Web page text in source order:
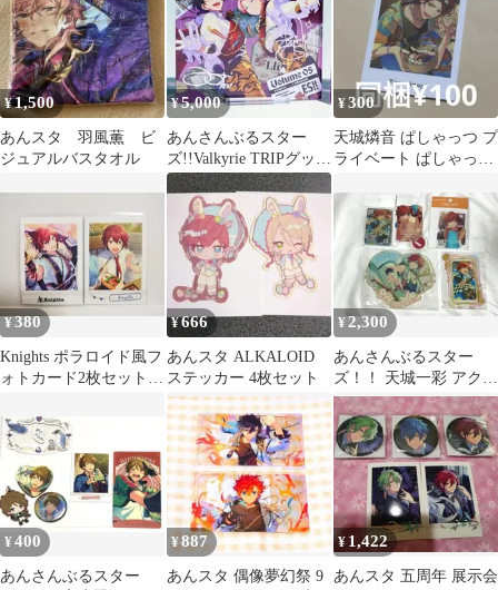
¥1,500
あんスタ 羽風薫 ビ
ジュアルバスタオル
¥5,000
あんさんぶるスター
ズ!!Valkyrie TRIPグッズ
セット
¥300
天城燐音 ぱしゃっつ プ
ライベート ぱしゃっつ
¥380
Knights ポラロイド風フ
ォトカード2枚セット
¥666
あんスタ ALKALOID
ステッカー 4枚セット
¥2,300
あんさんぶるスター
ズ！！ 天城一彩 アクス
タセット
¥400
あんさんぶるスター
¥887
あんスタ 偶像夢幻祭 9
¥ 1,422
あんスタ 五周年 展示会